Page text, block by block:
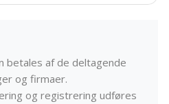
betales af de deltagende
og firmaer.
og registrering udføres